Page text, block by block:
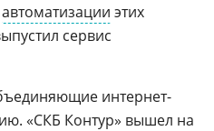
автоматизации этих
сервис
интернет-
«СКБ Контур» вышел на